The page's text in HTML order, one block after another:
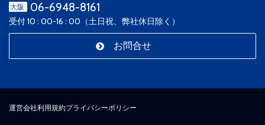
大阪 06-6948-8161
受付 10 : 00-16 : 00（土日祝、弊社休日除く）
お問合せ
運営会社利用規約プライバシーポリシー